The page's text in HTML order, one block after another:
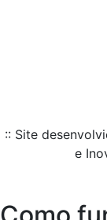
:: Site
e